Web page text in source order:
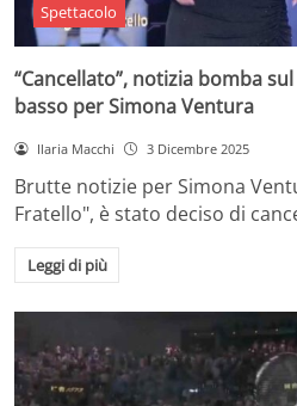
Spettacolo
“Cancellato”, notizia bomba
basso per Simona Ventura
Ilaria Macchi 3 Dicembre 2025
Brutte notizie per Simona
Fratello", è stato deciso di
Leggi di più